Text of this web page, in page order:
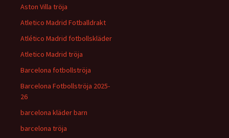
Aston Villa tröja
Atletico Madrid Fotballdrakt
Atlético Madrid fotbollskläder
Atletico Madrid tröja
Barcelona fotbollströja
Barcelona Fotbollströja 2025-
26
barcelona kläder barn
barcelona tröja